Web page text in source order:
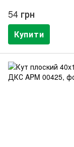
54 грн
Купити